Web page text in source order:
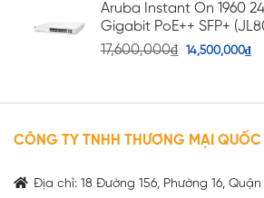
Aruba Instant On 1960
Gigabit PoE++ SFP+
17,600,000₫ 14,500,000₫
CÔNG TY TNHH THƯƠNG MẠI QUỐC
Địa chỉ: 18 Đường 156, Phường 16, Quận